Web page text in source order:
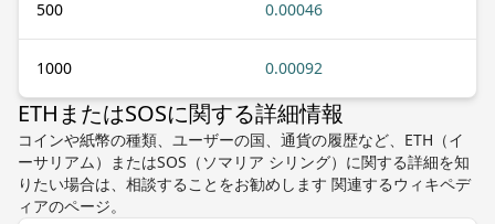
500 0.00046
1000 0.00092
ETHまたはSOSに関する詳細情報
コインや紙幣の種類、ユーザーの国、通貨の履歴など、ETH（イ
ーサリアム）またはSOS（ソマリア シリング）に関する詳細を知
りたい場合は、相談することをお勧めします 関連するウィキペデ
ィアのページ。